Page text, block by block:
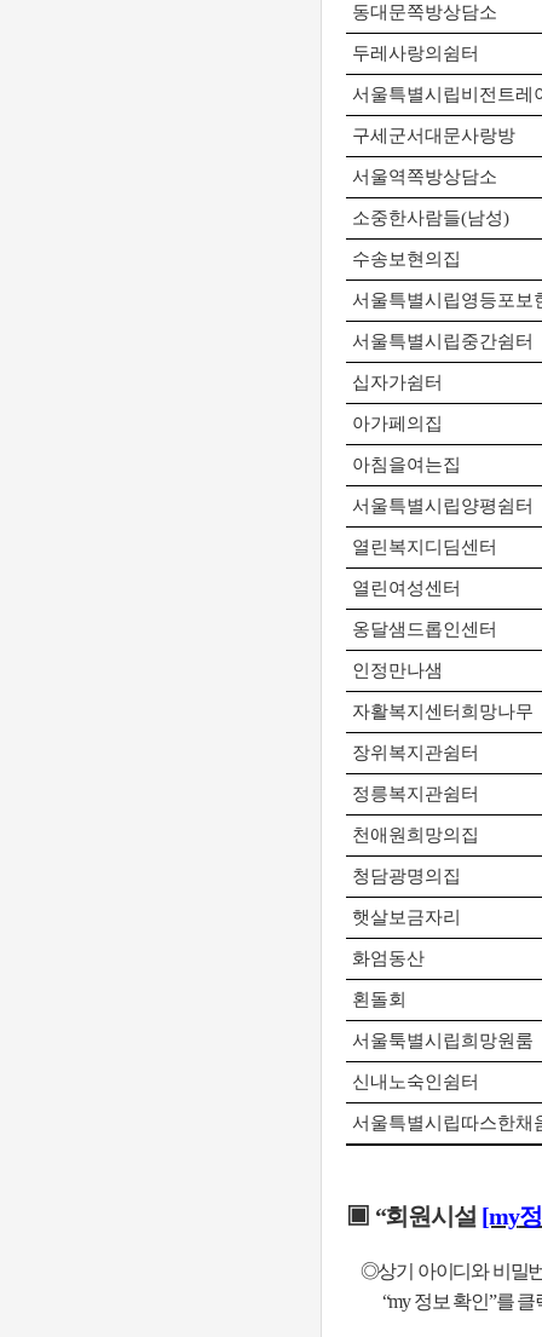
동대문쪽방상담소
두레사랑의쉼터
서울특별시립비전트레
구세군서대문사랑방
서울역쪽방상담소
소중한사람들(남성)
수송보현의집
서울특별시립영등포보
서울특별시립중간쉼터
십자가쉼터
아가페의집
아침을여는집
서울특별시립양평쉼터
열린복지디딤센터
열린여성센터
옹달샘드롭인센터
인정만나샘
자활복지센터희망나무
장위복지관쉼터
정릉복지관쉼터
천애원희망의집
청담광명의집
햇살보금자리
화엄동산
횐돌회
서울툭별시립희망원룸
신내노숙인쉼터
서울특별시립따스한채
▣ “회원시설 [my
◎상기 아이디와 비밀
“my정보 확인”를 클